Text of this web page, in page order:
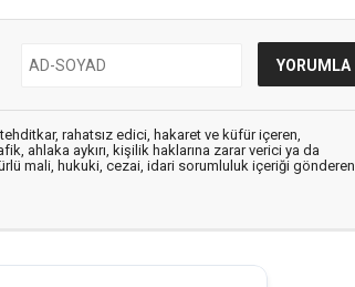
rahatsız edici, hakaret ve küfür içeren,
ahlaka aykırı, kişilik haklarına zarar verici ya da
mali, hukuki, cezai, idari sorumluluk içeriği gönderen